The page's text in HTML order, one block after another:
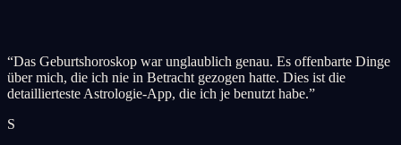
“Das Geburtshoroskop war unglaublich genau. Es offenbarte Dinge
über mich, die ich nie in Betracht gezogen hatte. Dies ist die
detaillierteste Astrologie-App, die ich je benutzt habe.”
S